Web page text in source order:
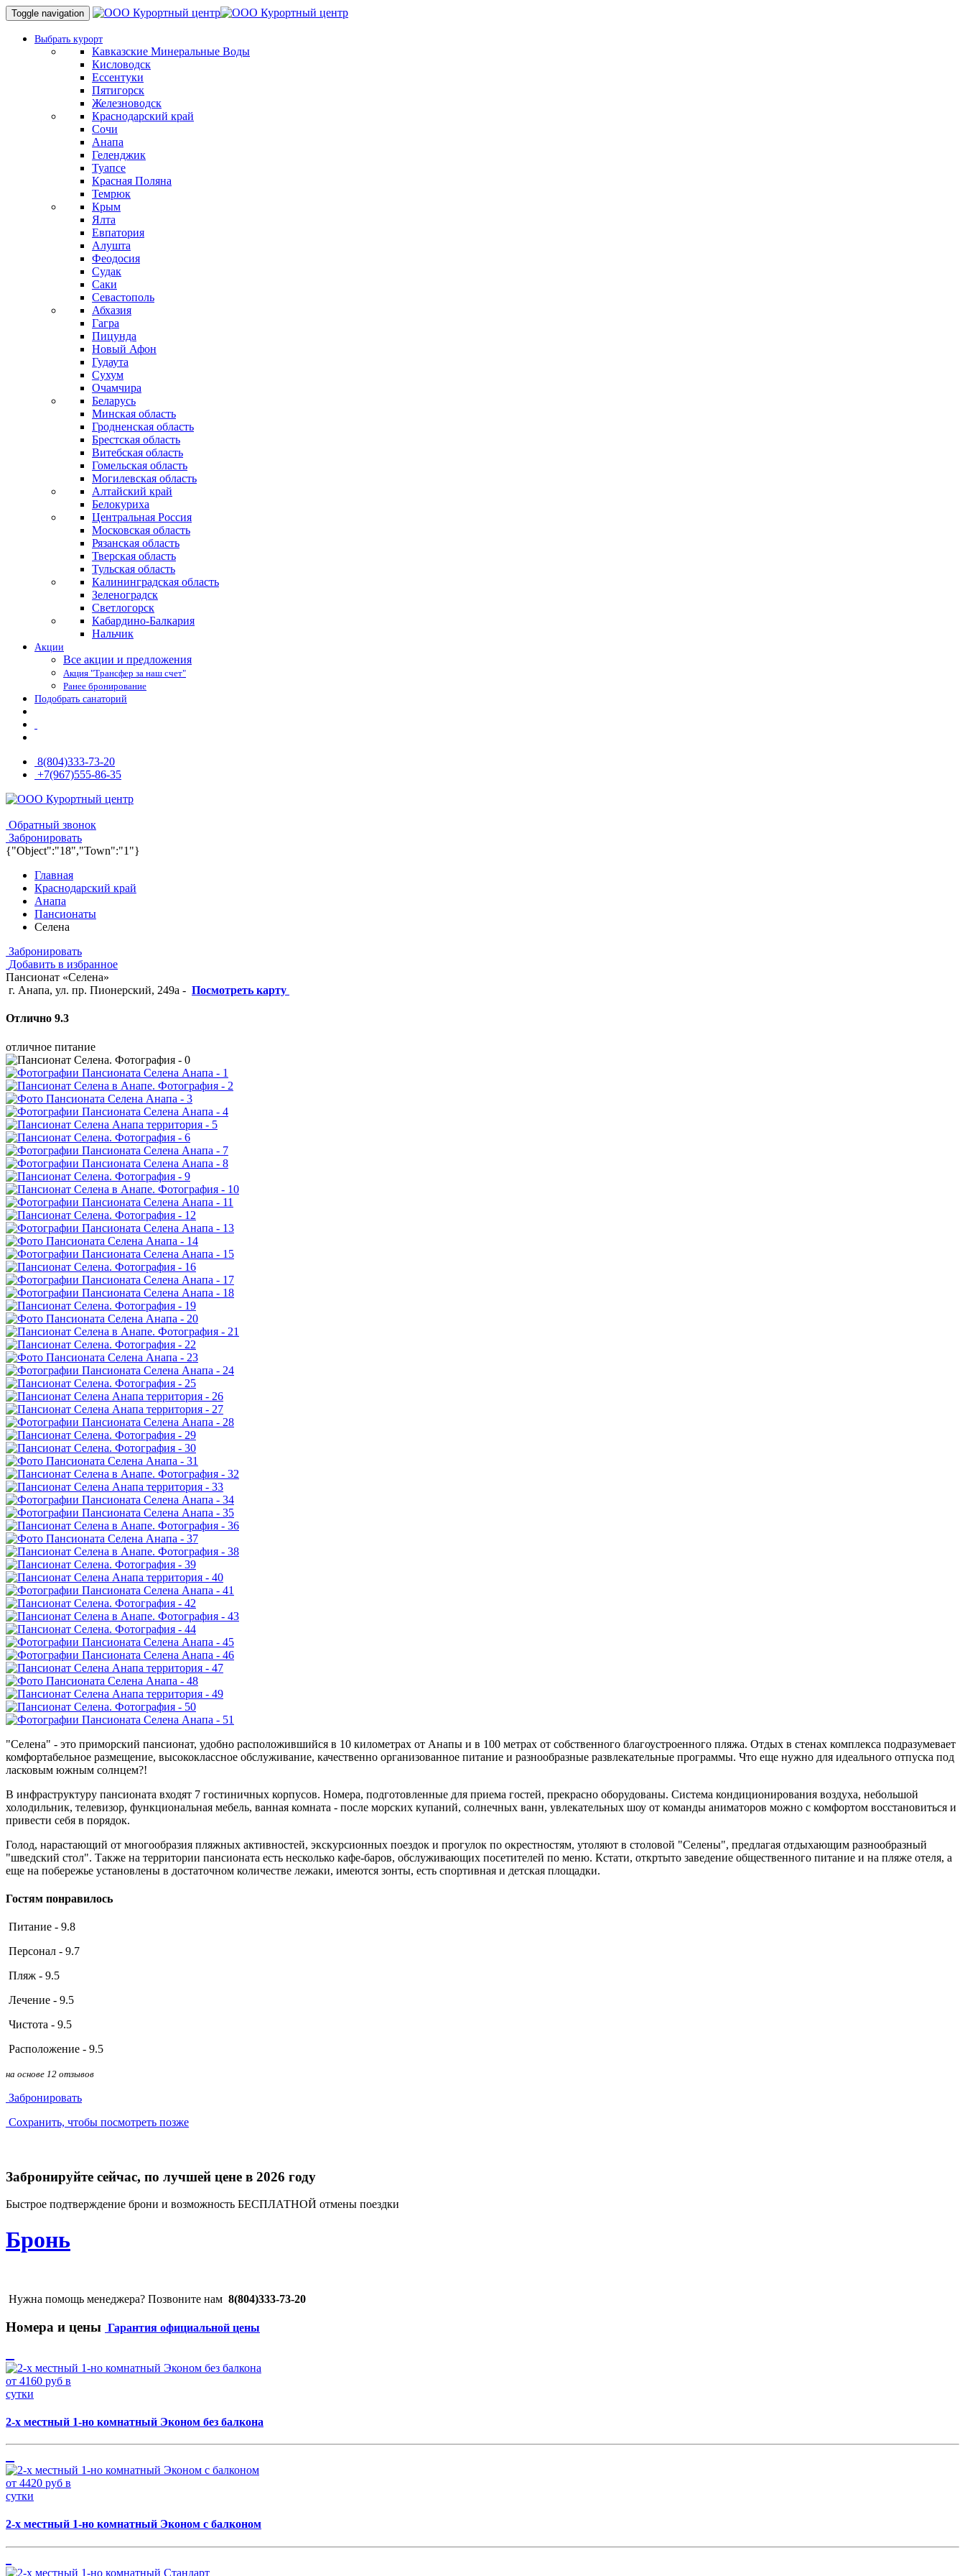
Toggle navigation
Выбрать курорт
Кавказские Минеральные Воды
Кисловодск
Ессентуки
Пятигорск
Железноводск
Краснодарский край
Сочи
Анапа
Геленджик
Туапсе
Красная Поляна
Темрюк
Крым
Ялта
Евпатория
Алушта
Феодосия
Судак
Саки
Севастополь
Абхазия
Гагра
Пицунда
Новый Афон
Гудаута
Сухум
Очамчира
Беларусь
Минская область
Гродненская область
Брестская область
Витебская область
Гомельская область
Могилевская область
Алтайский край
Белокуриха
Центральная Россия
Московская область
Рязанская область
Тверская область
Тульская область
Калининградская область
Зеленоградск
Светлогорск
Кабардино-Балкария
Нальчик
Акции
Все акции и предложения
Акция "Трансфер за наш счет"
Ранее бронирование
Подобрать санаторий
8(804)333-73-20
+7(967)555-86-35
Обратный звонок
Забронировать
{"Object":"18","Town":"1"}
Главная
Краснодарский край
Анапа
Пансионаты
Селена
Забронировать
Добавить в избранное
Пансионат «Селена»
г. Анапа, ул. пр. Пионерский, 249а - Посмотреть карту
Отлично 9.3
Питание
"Селена" - это приморский пансионат, удобно расположившийся в 10 километрах от Анапы и в 100 метрах от собственного благоустроенного пляжа. Отдых в стенах комплекса подразумевает
комфортабельное размещение, высококлассное обслуживание, качественно организованное питание и разнообразные развлекательные программы. Что еще нужно для идеального отпуска под
ласковым южным солнцем?!
В инфраструктуру пансионата входят 7 гостиничных корпусов. Номера, подготовленные для приема гостей, прекрасно оборудованы. Система кондиционирования воздуха, небольшой
холодильник, телевизор, функциональная мебель, ванная комната - после морских купаний, солнечных ванн, увлекательных шоу от команды аниматоров можно с комфортом восстановиться и
привести себя в порядок.
Голод, нарастающий от многообразия пляжных активностей, экскурсионных поездок и прогулок по окрестностям, утоляют в столовой "Селены", предлагая отдыхающим разнообразный
"шведский стол". Также на территории пансионата есть несколько кафе-баров, обслуживающих посетителей по меню. Кстати, откртыто заведение общественного питание и на пляже отеля, а
еще на побережье установлены в достаточном количестве лежаки, имеются зонты, есть спортивная и детская площадки.
Гостям понравилось
Питание - 9.8
Персонал - 9.7
Пляж - 9.5
Лечение - 9.5
Чистота - 9.5
Расположение - 9.5
на основе 12 отзывов
Забронировать
Сохранить, чтобы посмотреть позже
Забронируйте сейчас, по лучшей цене в 2026 году
Быстрое подтверждение брони и возможность БЕСПЛАТНОЙ отмены поездки
Бронь
Нужна помощь менеджера? Позвоните нам 8(804)333-73-20
Номера и цены Гарантия официальной цены
от 4160 руб в
сутки
2-х местный 1-но комнатный Эконом без балкона
от 4420 руб в
сутки
2-х местный 1-но комнатный Эконом с балконом